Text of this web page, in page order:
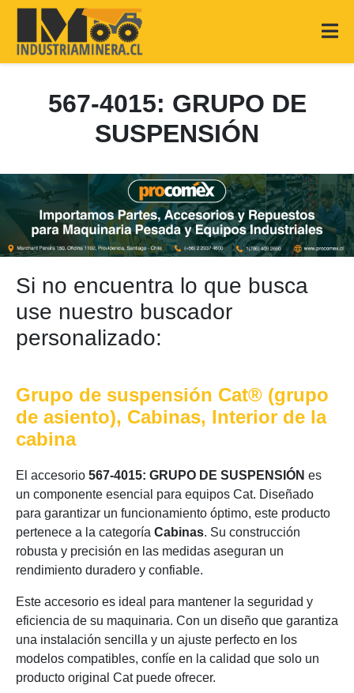
567-4015: GRUPO DE
SUSPENSIÓN
Si no encuentra lo que busca
use nuestro buscador
personalizado:
Grupo de suspensión Cat® (grupo
de asiento), Cabinas, Interior de la
cabina
El accesorio 567-4015: GRUPO DE SUSPENSIÓN es
un componente esencial para equipos Cat. Diseñado
para garantizar un funcionamiento óptimo, este producto
pertenece a la categoría Cabinas. Su construcción
robusta y precisión en las medidas aseguran un
rendimiento duradero y confiable.
Este accesorio es ideal para mantener la seguridad y
eficiencia de su maquinaria. Con un diseño que garantiza
una instalación sencilla y un ajuste perfecto en los
modelos compatibles, confíe en la calidad que solo un
producto original Cat puede ofrecer.